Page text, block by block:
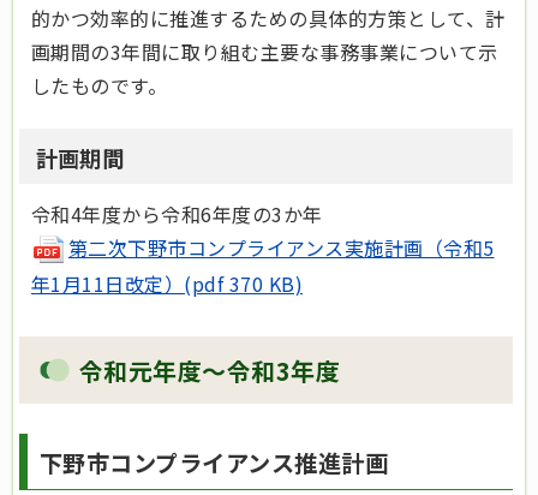
的かつ効率的に推進するための具体的方策として、計
画期間の3年間に取り組む主要な事務事業について示
したものです。
計画期間
令和4年度から令和6年度の3か年
第二次下野市コンプライアンス実施計画（令和5
年1月11日改定）(pdf 370 KB)
令和元年度～令和3年度
下野市コンプライアンス推進計画